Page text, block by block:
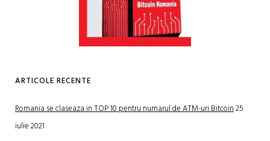
ARTICOLE RECENTE
Romania se claseaza in TOP 10 pentru numarul de ATM-uri Bitcoin25
iulie 2021